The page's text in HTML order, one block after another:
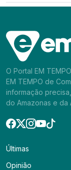
O Portal EM
EM TEMPO de
informação
do Amazonas e da
Últimas
Opinião